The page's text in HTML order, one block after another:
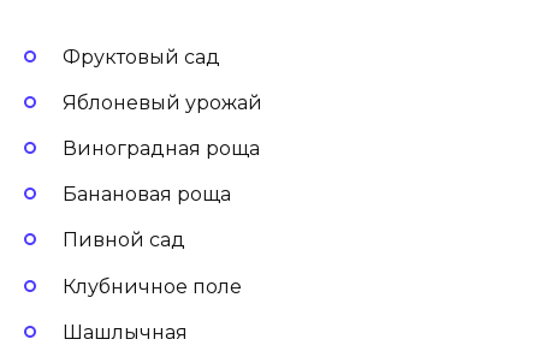
Фруктовый сад
Яблоневый урожай
Виноградная роща
Банановая роща
Пивной сад
Клубничное поле
Шашлычная